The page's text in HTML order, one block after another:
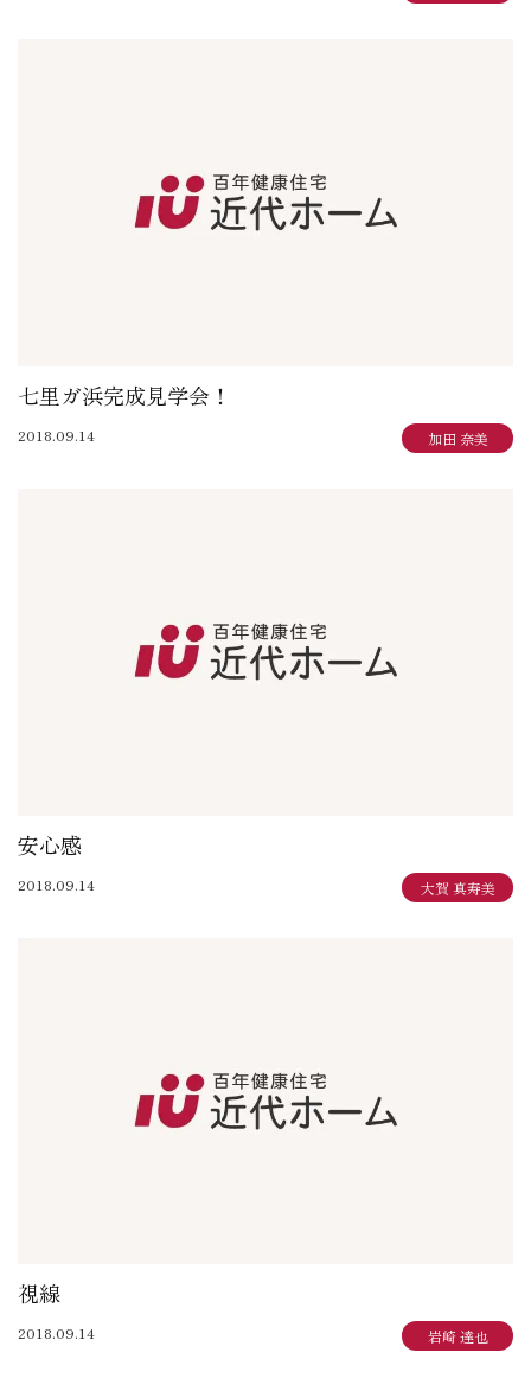
七里ガ浜完成見学会！
2018.09.14 加田 奈美
安心感
2018.09.14 大賀 真寿美
視線
2018.09.14 岩崎 達也